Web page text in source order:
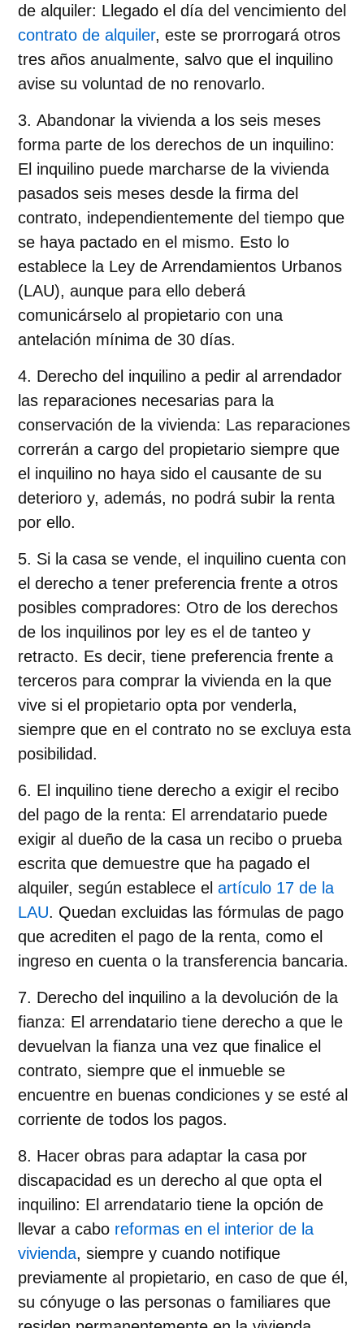
de alquiler: Llegado el día del vencimiento del
contrato de alquiler, este se prorrogará otros
tres años anualmente, salvo que el inquilino
avise su voluntad de no renovarlo.
Abandonar la vivienda a los seis meses
forma parte de los derechos de un inquilino:
El inquilino puede marcharse de la vivienda
pasados seis meses desde la firma del
contrato, independientemente del tiempo que
se haya pactado en el mismo. Esto lo
establece la Ley de Arrendamientos Urbanos
(LAU), aunque para ello deberá
comunicárselo al propietario con una
antelación mínima de 30 días.
Derecho del inquilino a pedir al arrendador
las reparaciones necesarias para la
conservación de la vivienda: Las reparaciones
correrán a cargo del propietario siempre que
el inquilino no haya sido el causante de su
deterioro y, además, no podrá subir la renta
por ello.
Si la casa se vende, el inquilino cuenta con
el derecho a tener preferencia frente a otros
posibles compradores: Otro de los derechos
de los inquilinos por ley es el de tanteo y
retracto. Es decir, tiene preferencia frente a
terceros para comprar la vivienda en la que
vive si el propietario opta por venderla,
siempre que en el contrato no se excluya esta
posibilidad.
El inquilino tiene derecho a exigir el recibo
del pago de la renta: El arrendatario puede
exigir al dueño de la casa un recibo o prueba
escrita que demuestre que ha pagado el
alquiler, según establece el artículo 17 de la
LAU. Quedan excluidas las fórmulas de pago
que acrediten el pago de la renta, como el
ingreso en cuenta o la transferencia bancaria.
Derecho del inquilino a la devolución de la
fianza: El arrendatario tiene derecho a que le
devuelvan la fianza una vez que finalice el
contrato, siempre que el inmueble se
encuentre en buenas condiciones y se esté al
corriente de todos los pagos.
Hacer obras para adaptar la casa por
discapacidad es un derecho al que opta el
inquilino: El arrendatario tiene la opción de
llevar a cabo reformas en el interior de la
vivienda, siempre y cuando notifique
previamente al propietario, en caso de que él,
su cónyuge o las personas o familiares que